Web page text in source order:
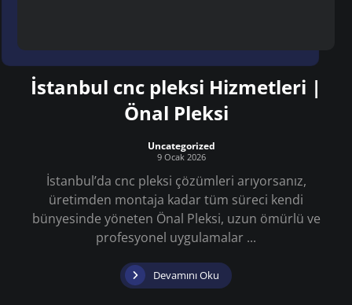
İstanbul cnc pleksi Hizmetleri |
Önal Pleksi
Uncategorized
9 Ocak 2026
İstanbul’da cnc pleksi çözümleri arıyorsanız,
üretimden montaja kadar tüm süreci kendi
bünyesinde yöneten Önal Pleksi, uzun ömürlü ve
profesyonel uygulamalar ...
Devamını Oku